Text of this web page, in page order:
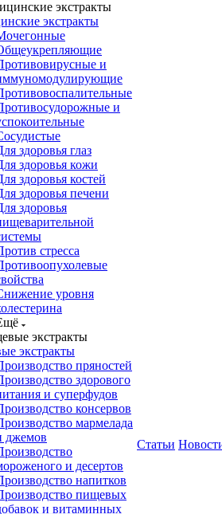
экстракты
и
и
здоровья глаз
здоровья кожи
здоровья костей
здоровья печени
здоровья
стресса
уровня
экстракты
пряностей
здорового
и суперфудов
консервов
мармелада
джемов
и десертов
напитков
пищевых
и витаминных
Статьи